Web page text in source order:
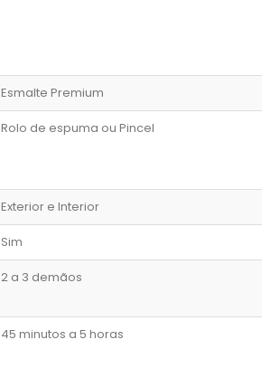
Esmalte Premium
Rolo de espuma ou Pincel
Exterior e Interior
Sim
2 a 3 demãos
45 minutos a 5 horas